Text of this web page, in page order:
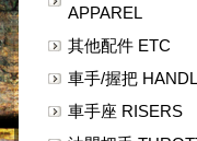
APPAREL
其他配件 ETC
車手/握把
車手座 RISERS